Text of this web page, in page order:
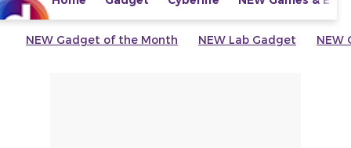
NEW Gadget of the Month NEW Lab Gadget NEW